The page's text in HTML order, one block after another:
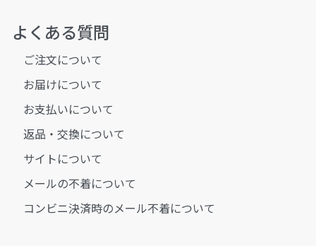
よくある質問
ご注文について
お届けについて
お支払いについて
返品・交換について
サイトについて
メールの不着について
コンビニ決済時のメール不着について